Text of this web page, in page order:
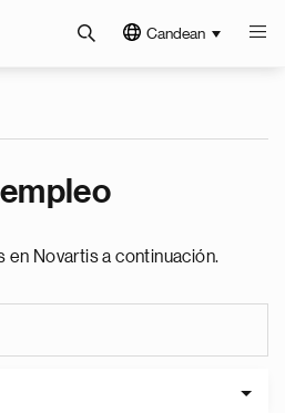
Candean
Novartis a continuación.